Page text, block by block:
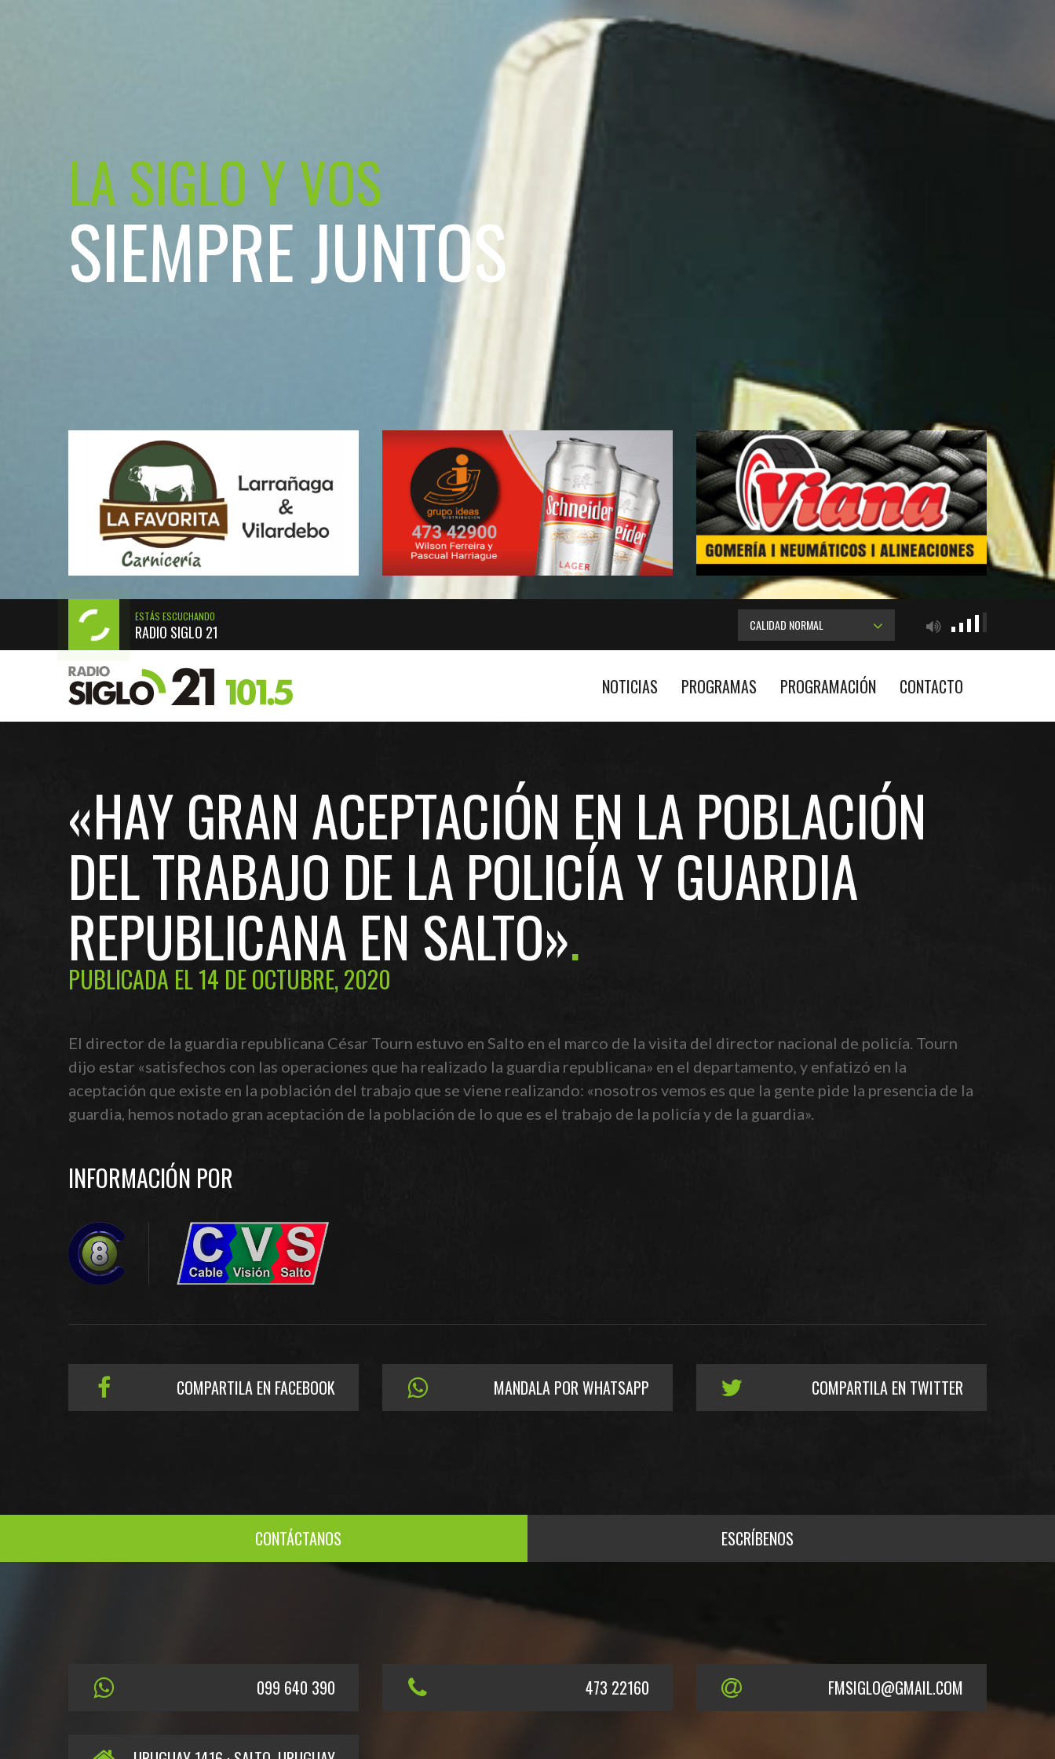
LA SIGLO Y VOS
SIEMPRE JUNTOS
ESTÁS ESCUCHANDO
RADIO SIGLO 21 CALIDAD NORMAL
NOTICIAS PROGRAMAS PROGRAMACIÓN CONTACTO
«HAY GRAN ACEPTACIÓN EN LA POBLACIÓN
DEL TRABAJO DE LA POLICÍA Y GUARDIA
REPUBLICANA EN SALTO»
PUBLICADA EL 14 DE OCTUBRE, 2020
El director de la guardia republicana César Tourn estuvo en Salto en el marco de la visita del director nacional de policía. Tourn
dijo estar «satisfechos con las operaciones que ha realizado la guardia republicana» en el departamento, y enfatizó en la
aceptación que existe en la población del trabajo que se viene realizando: «nosotros vemos es que la gente pide la presencia de la
guardia, hemos notado gran aceptación de la población de lo que es el trabajo de la policía y de la guardia».
INFORMACIÓN POR
COMPARTILA EN FACEBOOK MANDALA POR WHATSAPP COMPARTILA EN TWITTER
CONTÁCTANOS ESCRÍBENOS
099 640 390 473 22160 FMSIGLO@GMAIL.COM